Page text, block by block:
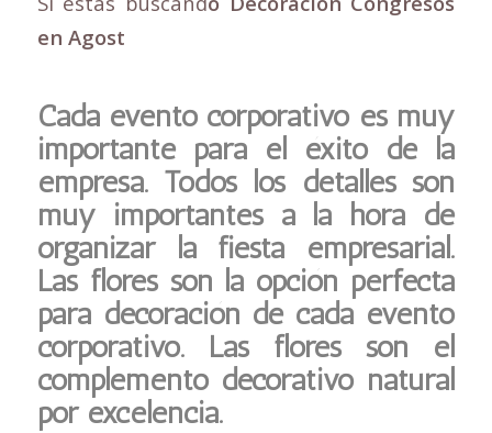
en Agost
Cada evento corporativo es muy
importante para el éxito de la
empresa. Todos los detalles son
muy importantes a la hora de
organizar la fiesta empresarial.
Las flores son la opción perfecta
para decoración de cada evento
corporativo. Las flores son el
complemento decorativo natural
por excelencia.